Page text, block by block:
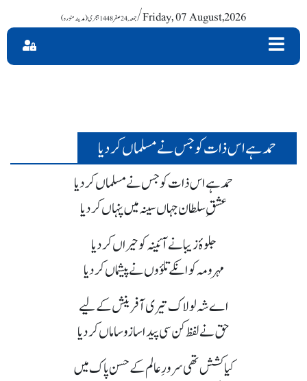
جمعہ , 24 صفر 1448 ہجری (مدینہ منورہ)/ Friday, 07 August,2026
حمد ہے اس ذات کو جس نے مسلماں کردیا
حمد ہے اس ذات کو جس نے مسلماں کردیا
عشقِ سلطان جہاں سینہ میں پنہاں کردیا
جلوۂ زیبانےآئینہ کو حیراں کردیا
مہرومہ کو انکے تلؤوں نے پیشماں کردیا
اے شہ لولاک تیری آفرینش کے لیے
حق نے لفظ کن سی پیدا سازو ساماں کردیا
کیا کشش تھی سرورِ عالم کے حسن پاک میں